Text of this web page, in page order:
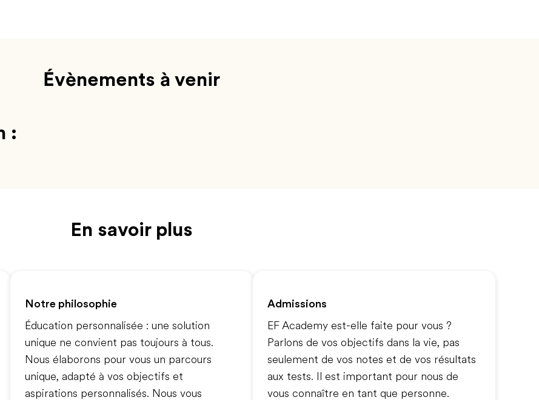
Évènements à venir
:
En savoir plus
Notre philosophie
Éducation personnalisée : une solution
unique ne convient pas toujours à tous.
Nous élaborons pour vous un parcours
unique, adapté à vos objectifs et
aspirations personnalisés. Nous vous
Admissions
EF Academy est-elle faite pour vous ?
Parlons de vos objectifs dans la vie, pas
seulement de vos notes et de vos résultats
aux tests. Il est important pour nous de
vous connaître en tant que personne.